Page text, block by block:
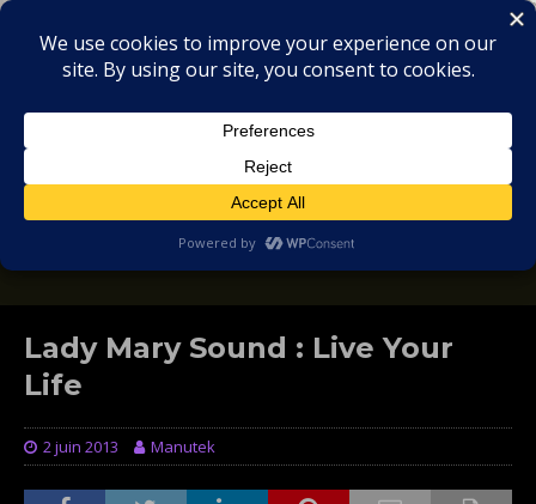
MIX
COLLECTORS
SOULFUL, DEEP HOUSE & GARAGE - MUSIC
Lady Mary Sound : Live Your
Life
2 juin 2013 Manutek